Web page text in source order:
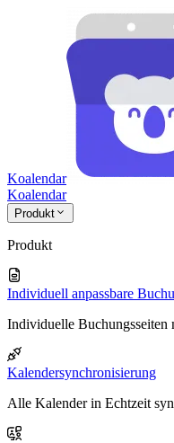
Koalendar
Koalendar
Produkt
Produkt
Individuell anpassbare
Individuelle Buchungsseiten
Kalendersynchronisierung
Alle Kalender in Echtzeit